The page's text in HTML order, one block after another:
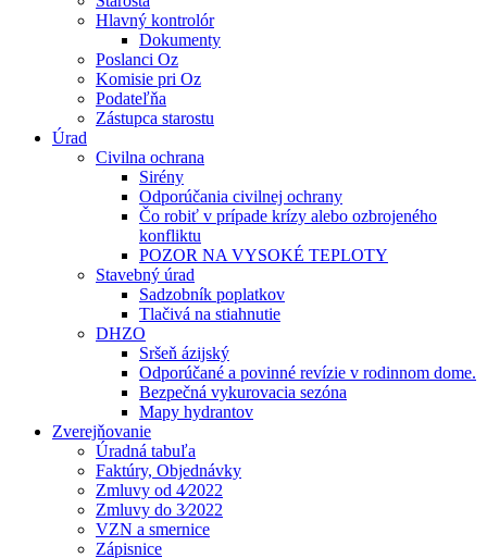
Hlavný kontrolór
Dokumenty
Poslanci Oz
Komisie pri Oz
Podateľňa
Zástupca starostu
Úrad
Civilna ochrana
Sirény
Odporúčania civilnej ochrany
Čo robiť v prípade krízy alebo ozbrojeného
konfliktu
POZOR NA VYSOKÉ TEPLOTY
Stavebný úrad
Sadzobník poplatkov
Tlačivá na stiahnutie
DHZO
Sršeň ázijský
Odporúčané a povinné revízie v rodinnom dome.
Bezpečná vykurovacia sezóna
Mapy hydrantov
Zverejňovanie
Úradná tabuľa
Faktúry, Objednávky
Zmluvy od 4⁄2022
Zmluvy do 3⁄2022
VZN a smernice
Zápisnice